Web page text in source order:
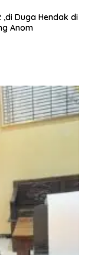
,di Duga Hendak di
Anom